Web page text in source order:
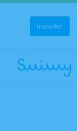
Installer